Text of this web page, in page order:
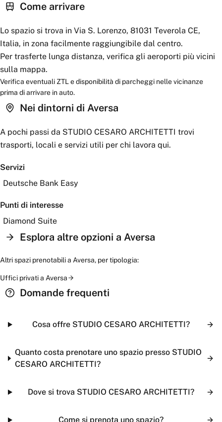
Come arrivare
Lo spazio si trova in Via S. Lorenzo, 81031 Teverola CE,
Italia, in zona facilmente raggiungibile dal centro.
Per trasferte lunga distanza, verifica gli aeroporti più vicini
sulla mappa.
Verifica eventuali ZTL e disponibilità di parcheggi nelle vicinanze
prima di arrivare in auto.
Nei dintorni di Aversa
A pochi passi da STUDIO CESARO ARCHITETTI trovi
trasporti, locali e servizi utili per chi lavora qui.
Servizi
Deutsche Bank Easy
Punti di interesse
Diamond Suite
Esplora altre opzioni a Aversa
Altri spazi prenotabili a Aversa, per tipologia:
Uffici privatia Aversa
Domande frequenti
Cosa offre STUDIO CESARO ARCHITETTI?
Quanto costa prenotare uno spazio presso STUDIO
CESARO ARCHITETTI?
Dove si trova STUDIO CESARO ARCHITETTI?
Come si prenota uno spazio?